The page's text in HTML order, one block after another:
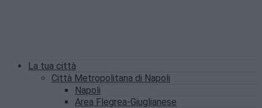
La tua città
Città Metropolitana di Napoli
Napoli
Area Flegrea-Giuglianese